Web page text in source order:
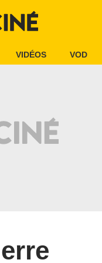
VIDÉOS VOD